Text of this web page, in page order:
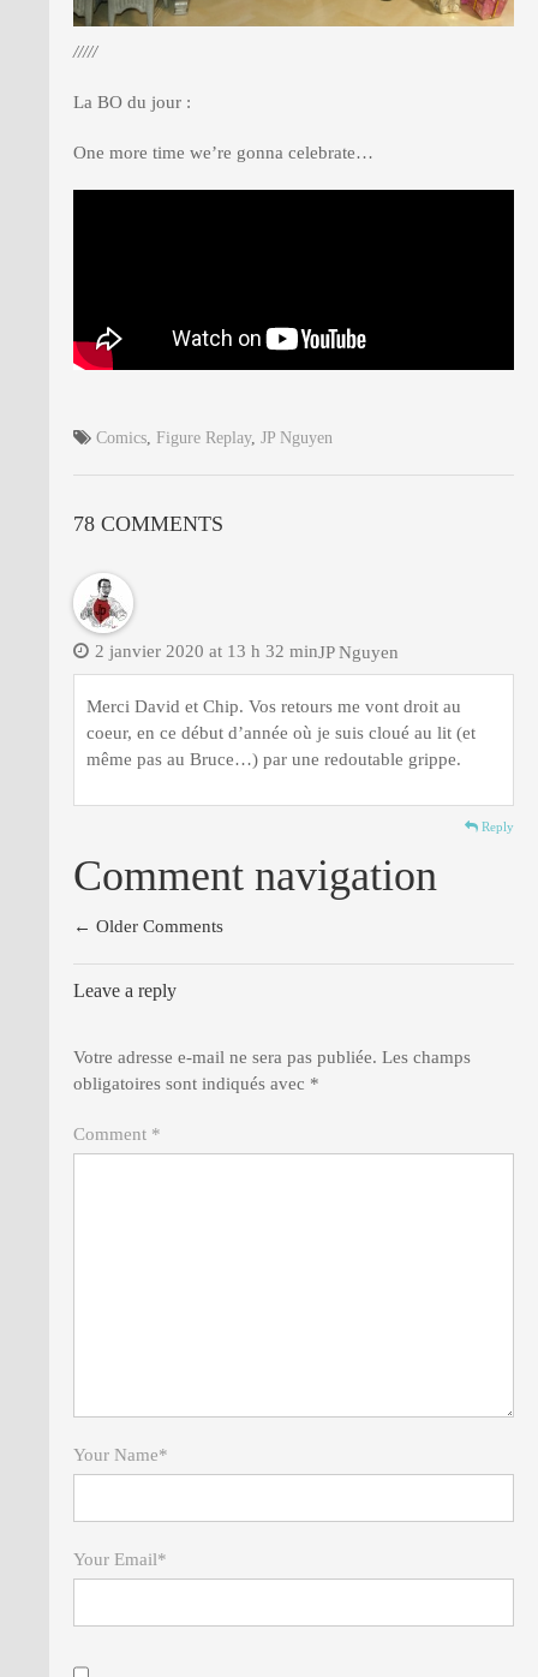
/////
La BO du jour :
One more time we’re gonna celebrate…
Comics, Figure Replay, JP Nguyen
78 COMMENTS
JP Nguyen
2 janvier 2020 at 13 h 32 min
Merci David et Chip. Vos retours me vont droit au
coeur, en ce début d’année où je suis cloué au lit (et
même pas au Bruce…) par une redoutable grippe.
Reply
Comment navigation
← Older Comments
Leave a reply
Votre adresse e-mail ne sera pas publiée. Les champs
obligatoires sont indiqués avec *
Comment *
Your Name*
Your Email*